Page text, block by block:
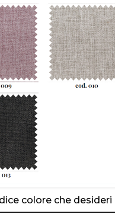
colore che desideri